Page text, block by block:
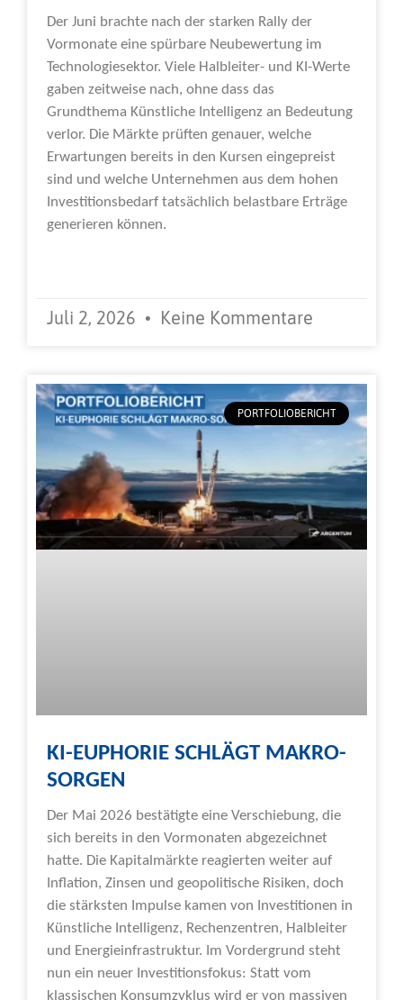
Der Juni brachte nach der starken Rally der
Vormonate eine spürbare Neubewertung im
Technologiesektor. Viele Halbleiter- und KI-Werte
gaben zeitweise nach, ohne dass das
Grundthema Künstliche Intelligenz an Bedeutung
verlor. Die Märkte prüften genauer, welche
Erwartungen bereits in den Kursen eingepreist
sind und welche Unternehmen aus dem hohen
Investitionsbedarf tatsächlich belastbare Erträge
generieren können.
Juli 2, 2026 Keine Kommentare
PORTFOLIOBERICHT
KI-EUPHORIE SCHLÄGT MAKRO-
SORGEN
Der Mai 2026 bestätigte eine Verschiebung, die
sich bereits in den Vormonaten abgezeichnet
hatte. Die Kapitalmärkte reagierten weiter auf
Inflation, Zinsen und geopolitische Risiken, doch
die stärksten Impulse kamen von Investitionen in
Künstliche Intelligenz, Rechenzentren, Halbleiter
und Energieinfrastruktur. Im Vordergrund steht
nun ein neuer Investitionsfokus: Statt vom
klassischen Konsumzyklus wird er von massiven